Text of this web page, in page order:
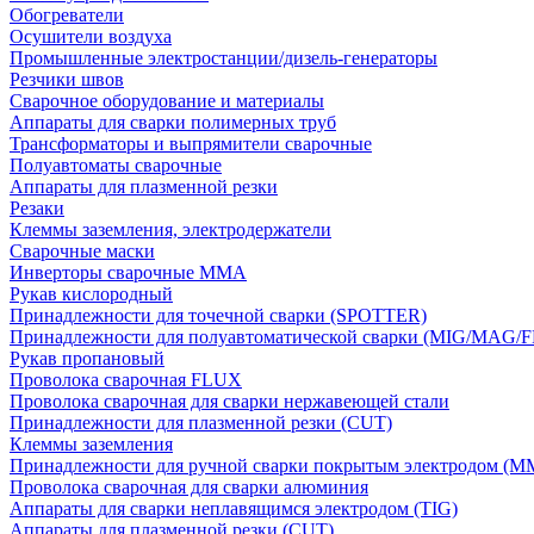
Обогреватели
Осушители воздуха
Промышленные электростанции/дизель-генераторы
Резчики швов
Сварочное оборудование и материалы
Аппараты для сварки полимерных труб
Трансформаторы и выпрямители сварочные
Полуавтоматы сварочные
Аппараты для плазменной резки
Резаки
Клеммы заземления, электродержатели
Сварочные маски
Инверторы сварочные ММА
Рукав кислородный
Принадлежности для точечной сварки (SPOTTER)
Принадлежности для полуавтоматической сварки (MIG/MAG/
Рукав пропановый
Проволока сварочная FLUX
Проволока сварочная для сварки нержавеющей стали
Принадлежности для плазменной резки (CUT)
Клеммы заземления
Принадлежности для ручной сварки покрытым электродом
Проволока сварочная для сварки алюминия
Аппараты для сварки неплавящимся электродом (TIG)
Аппараты для плазменной резки (CUT)